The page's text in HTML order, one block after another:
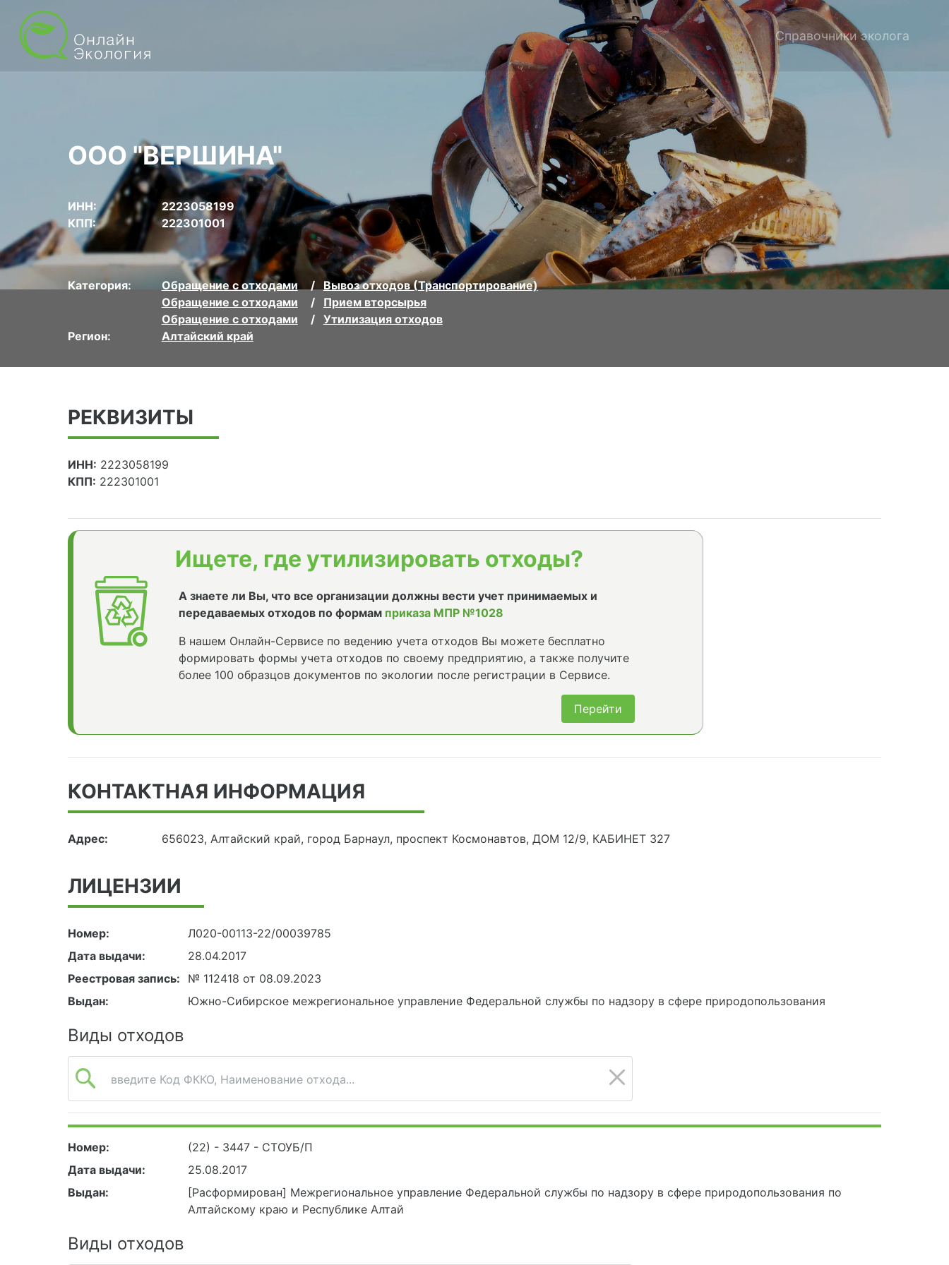
Справочники эколога
ООО "ВЕРШИНА"
ИНН:
2223058199
КПП:
222301001
Категория: Обращение с отходами
Вывоз отходов (Транспортирование)
Обращение с отходами
Прием вторсырья
Обращение с отходами
Утилизация отходов
Регион:
Алтайский край
РЕКВИЗИТЫ
ИНН: 2223058199
КПП: 222301001
Ищете, где утилизировать отходы?
А знаете ли Вы, что все организации должны вести учет принимаемых и
передаваемых отходов по формам приказа МПР №1028
В нашем Онлайн-Сервисе по ведению учета отходов Вы можете бесплатно
формировать формы учета отходов по своему предприятию, а также получите
более 100 образцов документов по экологии после регистрации в Сервисе.
Перейти
КОНТАКТНАЯ ИНФОРМАЦИЯ
Адрес: 656023, Алтайский край, город Барнаул, проспект Космонавтов, ДОМ 12/9, КАБИНЕТ 327
ЛИЦЕНЗИИ
Номер:
Л020-00113-22/00039785
Дата выдачи:
28.04.2017
Реестровая запись:
№ 112418 от 08.09.2023
Выдан:
Южно-Сибирское межрегиональное управление Федеральной службы по надзору в сфере природопользования
Виды отходов
введите Код ФККО, Наименование отхода...
Номер:
(22) - 3447 - СТОУБ/П
Дата выдачи:
25.08.2017
Выдан:
[Расформирован] Межрегиональное управление Федеральной службы по надзору в сфере природопользования по
Алтайскому краю и Республике Алтай
Виды отходов